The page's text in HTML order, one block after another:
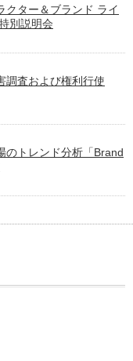
クター＆ブランド ライ
別説明会
調査および権利行使
のトレンド分析「Brand